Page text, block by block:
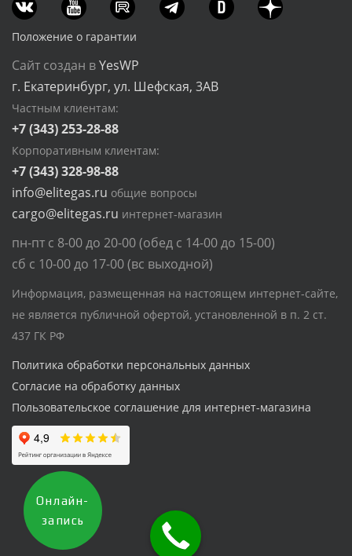
Положение о гарантии
Сайт создан вYesWP
г. Екатеринбург, ул. Шефская, 3АВ
Частным клиентам:
+7 (343) 253-28-88
Корпоративным клиентам:
+7 (343) 328-98-88
info@elitegas.ru общие вопросы
cargo@elitegas.ru интернет-магазин
пн-пт с 8-00 до 20-00 (обед с 14-00 до 15-00)
сб с 10-00 до 17-00 (вс выходной)
Информация, размещенная на настоящем интернет-сайте,
не является публичной офертой, установленной в п. 2 ст.
437 ГК РФ
Политика обработки персональных данных
Согласие на обработку данных
Пользовательское соглашение для интернет-магазина
Онлайн-
запись